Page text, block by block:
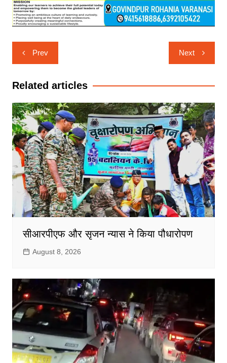
Post
navigation
Prev Next
Related articles
सीआरपीएफ और सृजन न्यास ने किया पौधारोपण
August 8, 2026